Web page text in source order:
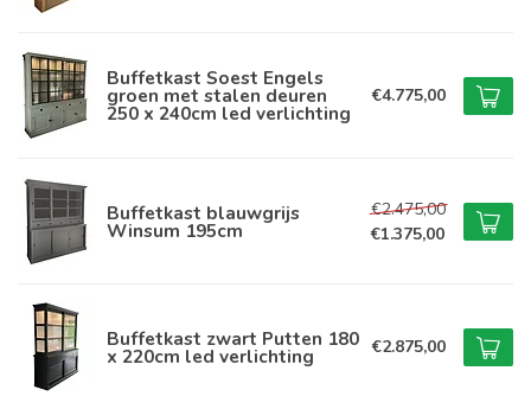
Buffetkast Soest Engels
groen met stalen deuren
250 x 240cm led verlichting
€4.775,00
Buffetkast blauwgrijs
Winsum 195cm
€2.475,00
€1.375,00
Buffetkast zwart Putten 180
x 220cm led verlichting €2.875,00